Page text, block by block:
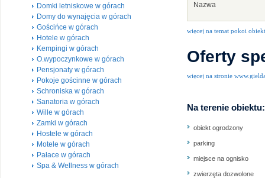
Domki letniskowe w górach
Domy do wynajęcia w górach
Gościńce w górach
Hotele w górach
Kempingi w górach
O.wypoczynkowe w górach
Pensjonaty w górach
Pokoje gościnne w górach
Schroniska w górach
Sanatoria w górach
Wille w górach
Zamki w górach
Hostele w górach
Motele w górach
Pałace w górach
Spa & Wellness w górach
Nazwa
więcej na temat pokoi
Oferty
więcej na stronie
Na terenie obiektu:
obiekt ogrodzony
parking
miejsce na ognisko
zwierzęta dozwolone